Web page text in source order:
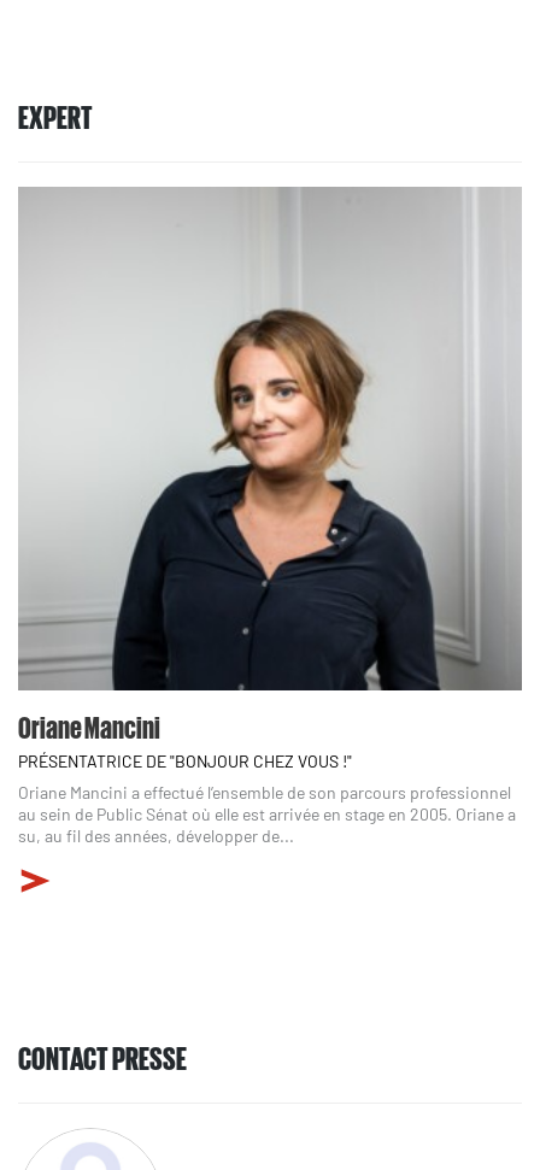
EXPERT
Oriane Mancini
PRÉSENTATRICE DE "BONJOUR CHEZ VOUS !"
Oriane Mancini a effectué l’ensemble de son parcours professionnel
au sein de Public Sénat où elle est arrivée en stage en 2005. Oriane a
su, au fil des années, développer de...
CONTACT PRESSE